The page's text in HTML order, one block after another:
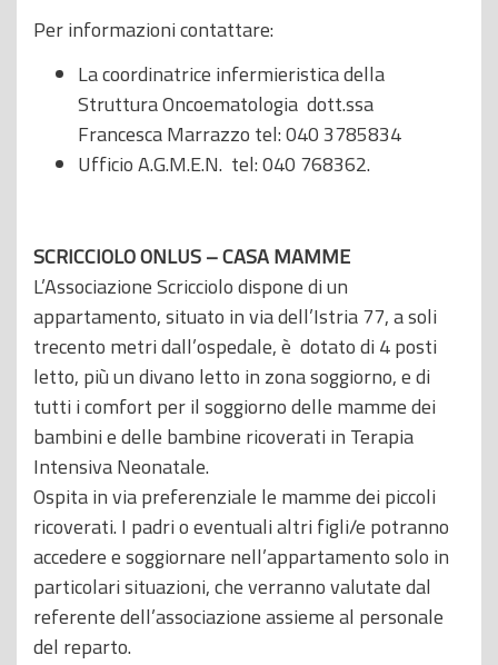
Per informazioni contattare:
La coordinatrice infermieristica della
Struttura Oncoematologia dott.ssa
Francesca Marrazzo tel: 040 3785834
Ufficio A.G.M.E.N. tel: 040 768362.
SCRICCIOLO ONLUS – CASA MAMME
L’Associazione Scricciolo dispone di un
appartamento, situato in via dell’Istria 77, a soli
trecento metri dall’ospedale, è dotato di 4 posti
letto, più un divano letto in zona soggiorno, e di
tutti i comfort per il soggiorno delle mamme dei
bambini e delle bambine ricoverati in Terapia
Intensiva Neonatale.
Ospita in via preferenziale le mamme dei piccoli
ricoverati. I padri o eventuali altri figli/e potranno
accedere e soggiornare nell’appartamento solo in
particolari situazioni, che verranno valutate dal
referente dell’associazione assieme al personale
del reparto.